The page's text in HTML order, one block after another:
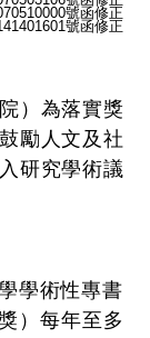
號函修正
號函修正
）為落實獎
勵人文及社
研究學術議
學術性專書
）每年至多